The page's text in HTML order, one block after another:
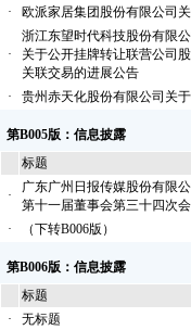
·
欧派家居集团股份有限公司
·
浙江东望时代科技股份有限公
关于公开挂牌转让联营公司
关联交易的进展公告
·
贵州赤天化股份有限公司关
第B005版：信息披露
标题
·
广东广州日报传媒股份有限公
第十一届董事会第三十四次
·
（下转B006版）
第B006版：信息披露
标题
·
无标题